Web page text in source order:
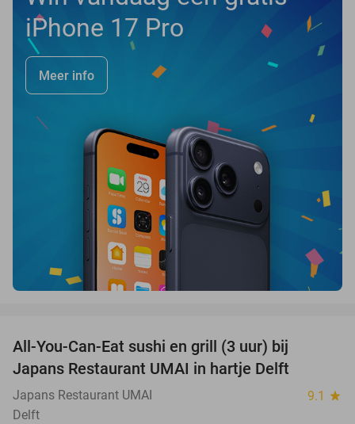
iPhone 17 Pro
Meer info
All-You-Can-Eat sushi en grill (3 uur) bij
Japans Restaurant UMAI in hartje Delft
Japans Restaurant UMAI 9.1 star
Delft